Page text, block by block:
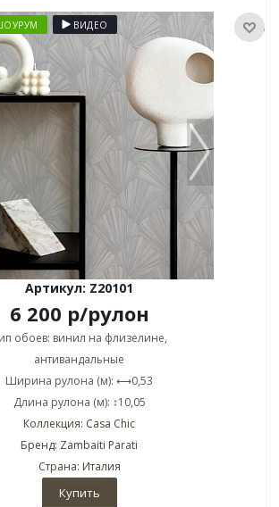
ВИДЕО
Артикул: Z20101
6 200 р/рулон
обоев: винил на флизелине,
антивандальные
Ширина рулона (м): ⟷0,53
Длина рулона (м): ↕10,05
Коллекция: Casa Chic
Бренд: Zambaiti Parati
Страна: Италия
Купить